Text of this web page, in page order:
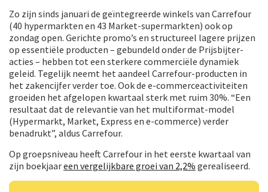
Zo zijn sinds januari de geïntegreerde winkels van Carrefour
(40 hypermarkten en 43 Market-supermarkten) ook op
zondag open. Gerichte promo’s en structureel lagere prijzen
op essentiële producten – gebundeld onder de Prijsbijter-
acties – hebben tot een sterkere commerciële dynamiek
geleid. Tegelijk neemt het aandeel Carrefour-producten in
het zakencijfer verder toe. Ook de e-commerceactiviteiten
groeiden het afgelopen kwartaal sterk met ruim 30%. “Een
resultaat dat de relevantie van het multiformat-model
(Hypermarkt, Market, Express en e-commerce) verder
benadrukt”, aldus Carrefour.
Op groepsniveau heeft Carrefour in het eerste kwartaal van
zijn boekjaareen vergelijkbare groei van 2,2% gerealiseerd.